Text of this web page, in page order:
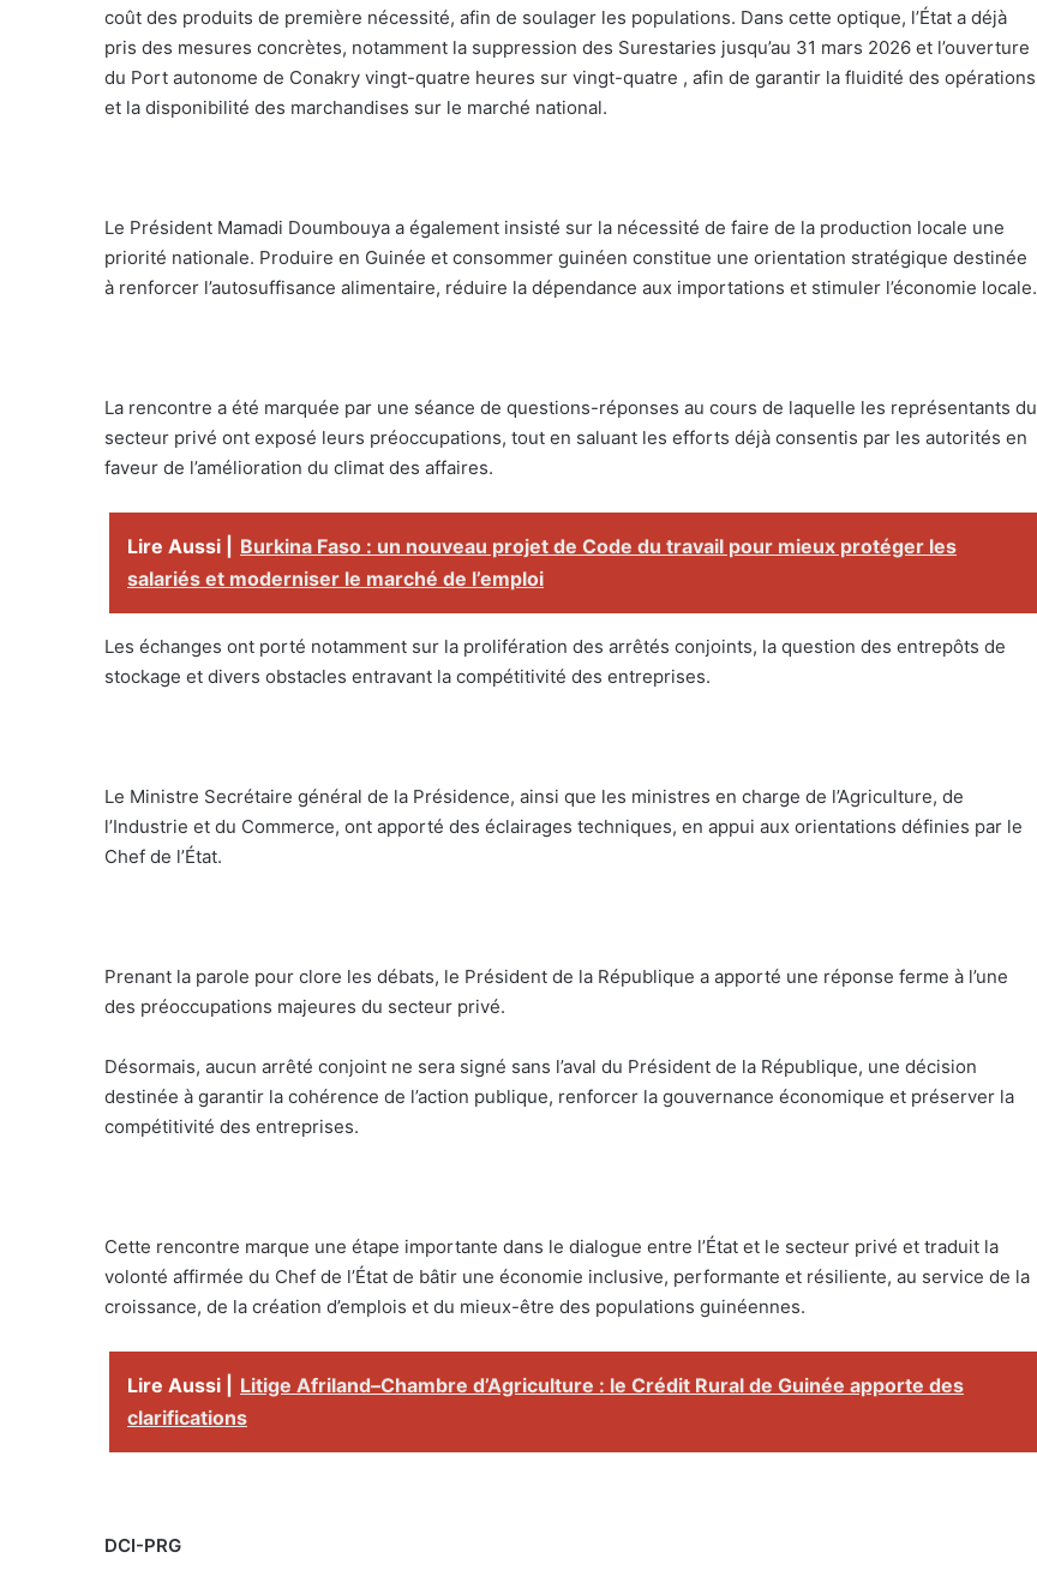
coût des produits de première nécessité, afin de soulager les populations. Dans cette optique, l’État a déjà
pris des mesures concrètes, notamment la suppression des Surestaries jusqu’au 31 mars 2026 et l’ouverture
du Port autonome de Conakry vingt-quatre heures sur vingt-quatre , afin de garantir la fluidité des opérations
et la disponibilité des marchandises sur le marché national.
Le Président Mamadi Doumbouya a également insisté sur la nécessité de faire de la production locale une
priorité nationale. Produire en Guinée et consommer guinéen constitue une orientation stratégique destinée
à renforcer l’autosuffisance alimentaire, réduire la dépendance aux importations et stimuler l’économie locale.
La rencontre a été marquée par une séance de questions-réponses au cours de laquelle les représentants du
secteur privé ont exposé leurs préoccupations, tout en saluant les efforts déjà consentis par les autorités en
faveur de l’amélioration du climat des affaires.
Lire Aussi |
Burkina Faso : un nouveau projet de Code du travail pour mieux protéger les
salariés et moderniser le marché de l’emploi
Les échanges ont porté notamment sur la prolifération des arrêtés conjoints, la question des entrepôts de
stockage et divers obstacles entravant la compétitivité des entreprises.
Le Ministre Secrétaire général de la Présidence, ainsi que les ministres en charge de l’Agriculture, de
l’Industrie et du Commerce, ont apporté des éclairages techniques, en appui aux orientations définies par le
Chef de l’État.
Prenant la parole pour clore les débats, le Président de la République a apporté une réponse ferme à l’une
des préoccupations majeures du secteur privé.
Désormais, aucun arrêté conjoint ne sera signé sans l’aval du Président de la République, une décision
destinée à garantir la cohérence de l’action publique, renforcer la gouvernance économique et préserver la
compétitivité des entreprises.
Cette rencontre marque une étape importante dans le dialogue entre l’État et le secteur privé et traduit la
volonté affirmée du Chef de l’État de bâtir une économie inclusive, performante et résiliente, au service de la
croissance, de la création d’emplois et du mieux-être des populations guinéennes.
Lire Aussi |
Litige Afriland–Chambre d’Agriculture : le Crédit Rural de Guinée apporte des
clarifications
DCI-PRG